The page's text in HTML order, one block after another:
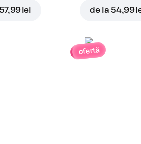
57,99 lei de la 54,99
ofertă